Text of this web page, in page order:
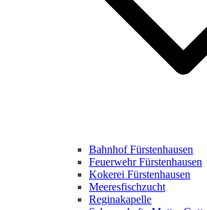
Bahnhof Fürstenhausen
Feuerwehr Fürstenhausen
Kokerei Fürstenhausen
Meeresfischzucht
Reginakapelle